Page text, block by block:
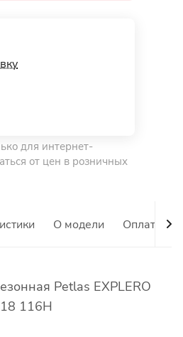
для интернет-
от цен в розничных
О модели Оплата
Petlas EXPLERO
116H